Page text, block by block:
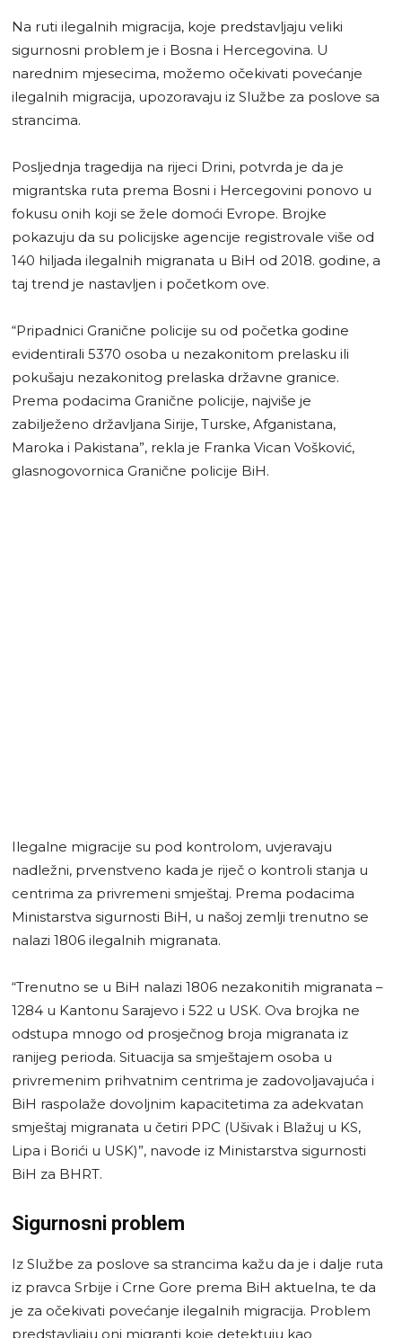
Na ruti ilegalnih migracija, koje predstavljaju veliki
sigurnosni problem je i Bosna i Hercegovina. U
narednim mjesecima, možemo očekivati povećanje
ilegalnih migracija, upozoravaju iz Službe za poslove sa
strancima.
Posljednja tragedija na rijeci Drini, potvrda je da je
migrantska ruta prema Bosni i Hercegovini ponovo u
fokusu onih koji se žele domoći Evrope. Brojke
pokazuju da su policijske agencije registrovale više od
140 hiljada ilegalnih migranata u BiH od 2018. godine, a
taj trend je nastavljen i početkom ove.
“Pripadnici Granične policije su od početka godine
evidentirali 5370 osoba u nezakonitom prelasku ili
pokušaju nezakonitog prelaska državne granice.
Prema podacima Granične policije, najviše je
zabilježeno državljana Sirije, Turske, Afganistana,
Maroka i Pakistana”, rekla je Franka Vican Vošković,
glasnogovornica Granične policije BiH.
Ilegalne migracije su pod kontrolom, uvjeravaju
nadležni, prvenstveno kada je riječ o kontroli stanja u
centrima za privremeni smještaj. Prema podacima
Ministarstva sigurnosti BiH, u našoj zemlji trenutno se
nalazi 1806 ilegalnih migranata.
“Trenutno se u BiH nalazi 1806 nezakonitih migranata –
1284 u Kantonu Sarajevo i 522 u USK. Ova brojka ne
odstupa mnogo od prosječnog broja migranata iz
ranijeg perioda. Situacija sa smještajem osoba u
privremenim prihvatnim centrima je zadovoljavajuća i
BiH raspolaže dovoljnim kapacitetima za adekvatan
smještaj migranata u četiri PPC (Ušivak i Blažuj u KS,
Lipa i Borići u USK)”, navode iz Ministarstva sigurnosti
BiH za BHRT.
Sigurnosni problem
Iz Službe za poslove sa strancima kažu da je i dalje ruta
iz pravca Srbije i Crne Gore prema BiH aktuelna, te da
je za očekivati povećanje ilegalnih migracija. Problem
predstavljaju oni migranti koje detektuju kao